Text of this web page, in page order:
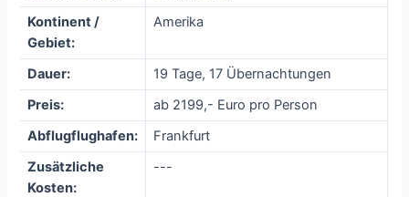
Kontinent /
Gebiet:
Amerika
Dauer:
19 Tage, 17 Übernachtungen
Preis:
ab 2199,- Euro pro Person
Abflugflughafen:
Frankfurt
Zusätzliche
Kosten:
---